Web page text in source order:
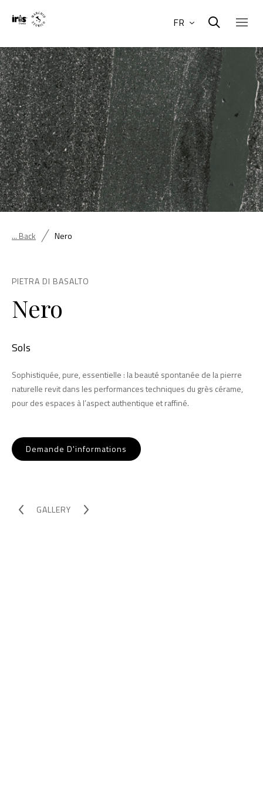
FR
... Back Nero
PIETRA DI BASALTO
Nero
Sols
Sophistiquée, pure, essentielle : la beauté spontanée de la pierre
naturelle revit dans les performances techniques du grès cérame,
pour des espaces à l’aspect authentique et raffiné.
Demande D'informations
GALLERY